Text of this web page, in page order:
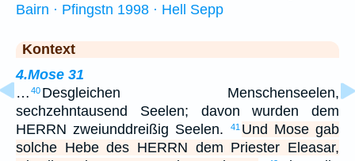
Bairn · Pfingstn 1998 · Hell Sepp
Kontext
4.Mose 31
… 40 Desgleichen Menschenseelen,
sechzehntausend Seelen; davon wurden dem
HERRN zweiunddreißig Seelen.
41 Und Mose gab
solche Hebe des HERRN dem Priester Eleasar,